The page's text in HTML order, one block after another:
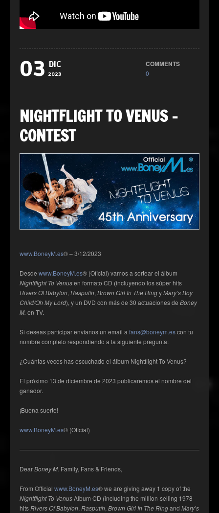
03 DIC
2023
COMMENTS
0
NIGHTFLIGHT TO VENUS –
CONTEST
www.BoneyM.es® – 3/12/2023
Desde www.BoneyM.es® (Oficial) vamos a sortear el álbum
Nightflight To Venusen formato CD (incluyendo los súper hits
Rivers Of Babylon, Rasputín, Brown Girl In The RingyMary’s Boy
Child/Oh My Lord), y un DVD con más de 30 actuaciones de Boney
M. en TV.
Si deseas participar envíanos un email a fans@boneym.escon tu
nombre completo respondiendo a la siguiente pregunta:
¿Cuántas veces has escuchado el álbum Nightflight To Venus?
El próximo 13 de diciembre de 2023 publicaremos el nombre del
ganador.
¡Buena suerte!
www.BoneyM.es® (Oficial)
DearBoney M. Family, Fans & Friends,
From Official www.BoneyM.es® we are giving away 1 copy of the
Nightflight To VenusAlbum CD (including the million-selling 1978
hitsRivers Of Babylon, Rasputín, Brown Girl In The Ringand Mary’s